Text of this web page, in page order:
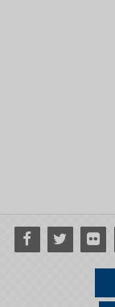
Facebook
Twitter Flickr